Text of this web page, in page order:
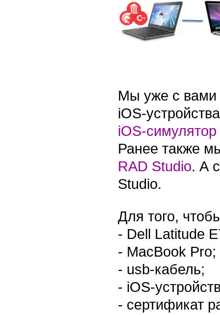
Мы уже с вами
iOS-
iOS-симулятор
Ранее также
RAD Studio. А
Studio.
Для того,
- Dell Latitude
- MacBook Pro;
- usb-кабель;
- iOS-
- сертификат